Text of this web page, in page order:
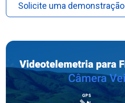
Solicite uma demonstração